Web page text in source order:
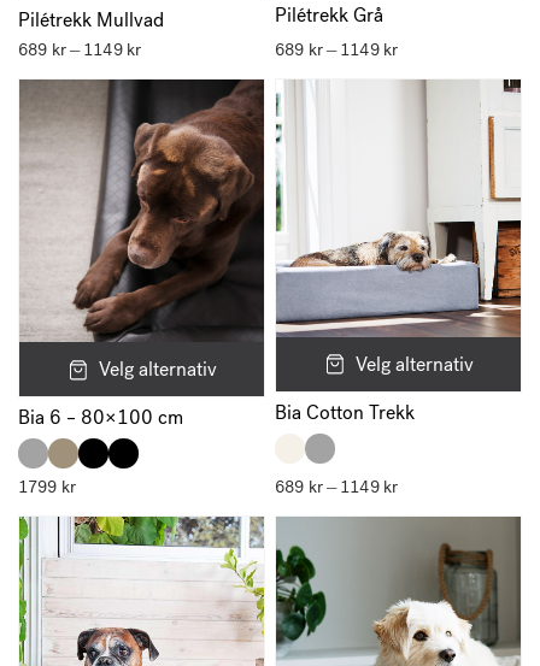
Pilétrekk Mullvad
689 kr– 1149 krPrisområde:
til
Pilétrekk Grå
689 kr– 1149 krPrisområde:
til
Velg alternativ
Bia 6 – 80×100 cm
1799 kr
Velg alternativ
Bia Cotton Trekk
689 kr– 1149 krPrisområde:
til